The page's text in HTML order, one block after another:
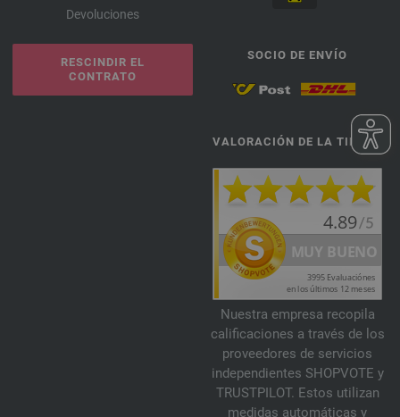
Devoluciones
RESCINDIR EL
CONTRATO
SOCIO DE ENVÍO
VALORACIÓN DE LA TIENDA
Nuestra empresa recopila
calificaciones a través de los
proveedores de servicios
independientes SHOPVOTE y
TRUSTPILOT. Estos utilizan
medidas automáticas y